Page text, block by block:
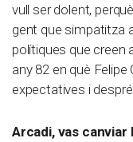
vull ser dolent,
gent que simpatitza
polítiques que creen
any 82 en què
expectatives i
Arcadi, vas canviar